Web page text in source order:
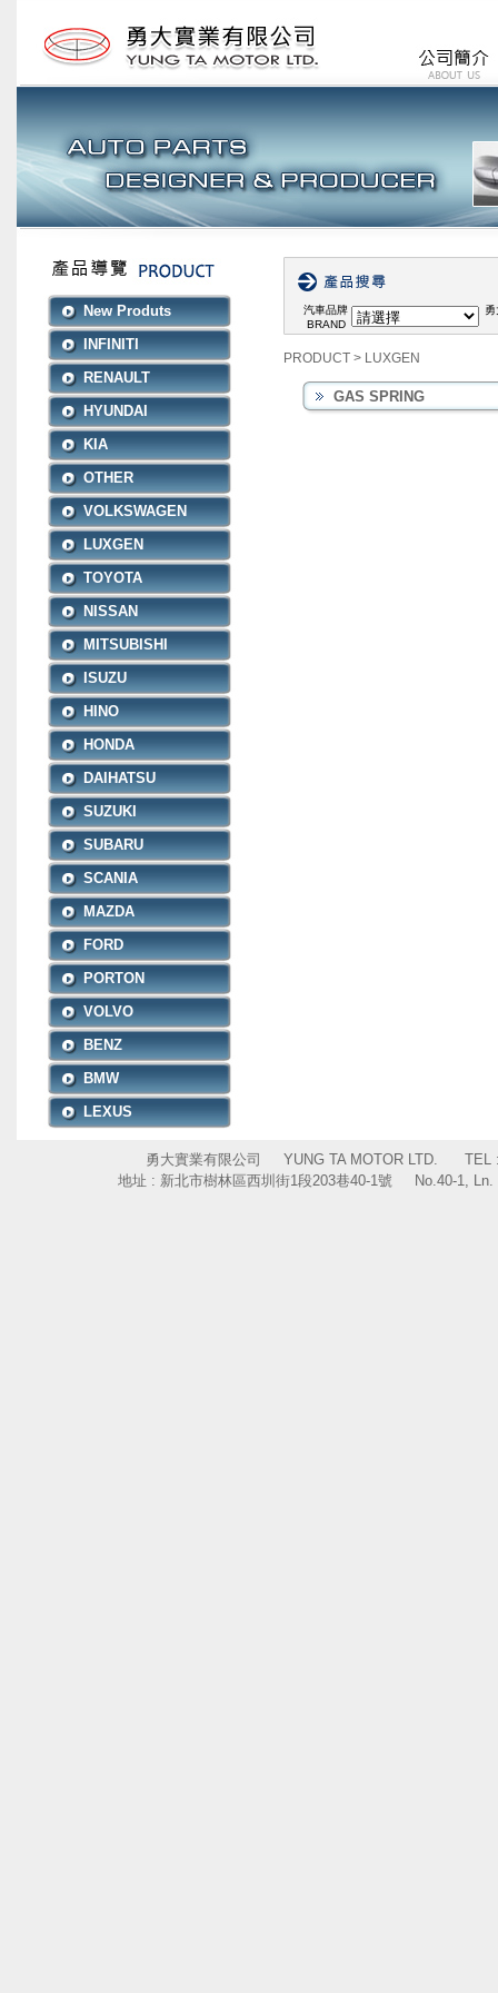
New Produts
INFINITI
RENAULT
HYUNDAI
KIA
OTHER
VOLKSWAGEN
LUXGEN
TOYOTA
NISSAN
MITSUBISHI
ISUZU
HINO
HONDA
DAIHATSU
SUZUKI
SUBARU
SCANIA
MAZDA
FORD
PORTON
VOLVO
BENZ
BMW
LEXUS
汽車品牌
BRAND
PRODUCT > LUXGEN
GAS SPRING
勇大實業有限公司 YUNG TA MOTOR LTD.
地址 : 新北市樹林區西圳街1段203巷40-1號 No.40-1, Ln.